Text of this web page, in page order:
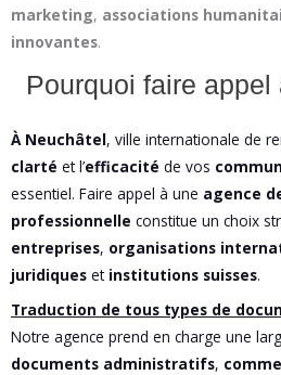
marketing, associations
innovantes.
Pourquoi faire appel
À Neuchâtel, ville internationale de
clarté et l’efficacité de vos
essentiel. Faire appel à une agence
professionnelle constitue un choix
entreprises, organisations
juridiques et institutions suisses.
Traduction de tous types de
Notre agence prend en charge une
documents administratifs,